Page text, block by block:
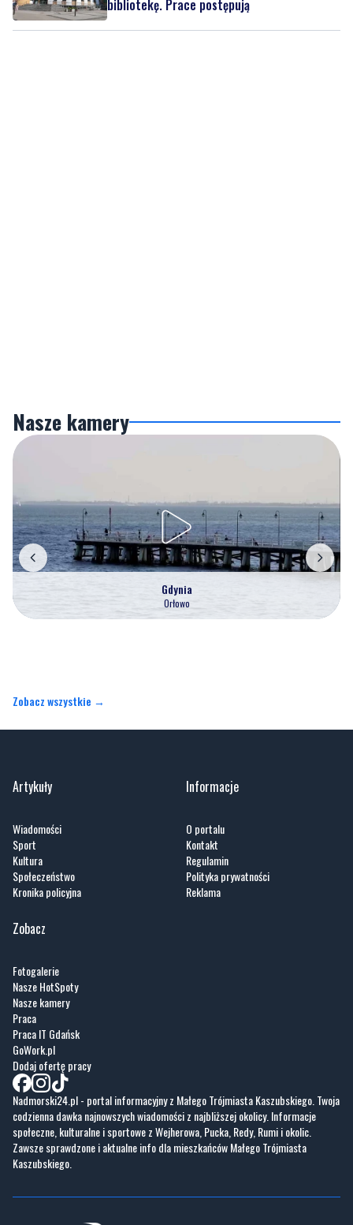
Gdynia
Orłowo
Artykuły
Sport
Społeczeństwo
Kronika policyjna
Informacje
Kontakt
Polityka prywatności
Reklama
Zobacz
Nasze HotSpoty
Praca
Praca IT Gdańsk
GoWork.pl
Dodaj ofertę pracy
Nadmorski24.pl - portal informacyjny z Małego Trójmiasta Kaszubskiego. Twoja
codzienna dawka najnowszych wiadomości z najbliższej okolicy. Informacje
społeczne, kulturalne i sportowe z Wejherowa, Pucka, Redy, Rumi i okolic.
Zawsze sprawdzone i aktualne info dla mieszkańców Małego Trójmiasta
Kaszubskiego.